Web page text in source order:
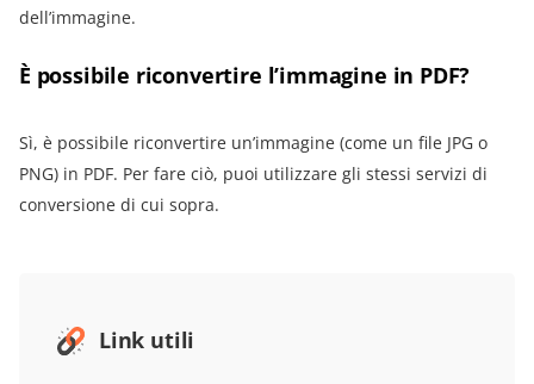
dell’immagine.
È possibile riconvertire l’immagine in PDF?
Sì, è possibile riconvertire un’immagine (come un file JPG o
PNG) in PDF. Per fare ciò, puoi utilizzare gli stessi servizi di
conversione di cui sopra.
Link utili